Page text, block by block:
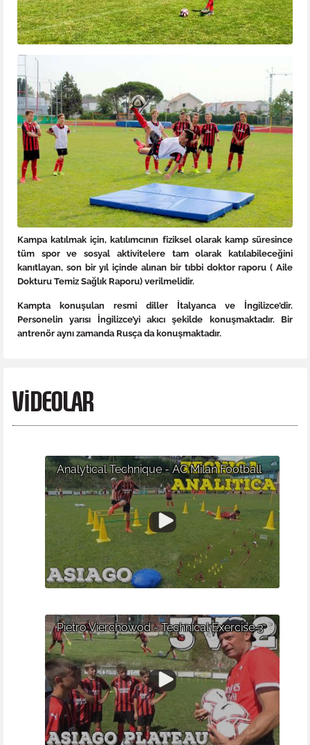
Kampa katılmak için, katılımcının fiziksel olarak kamp süresince
tüm spor ve sosyal aktivitelere tam olarak katılabileceğini
kanıtlayan, son bir yıl içinde alınan bir tıbbi doktor raporu ( Aile
Dokturu Temiz Sağlık Raporu) verilmelidir.
Kampta konuşulan resmi diller İtalyanca ve İngilizce’dir.
Personelin yarısı İngilizce’yi akıcı şekilde konuşmaktadır. Bir
antrenör aynı zamanda Rusça da konuşmaktadır.
VIDEOLAR
Analytical Technique - AC Milan Football
Camp in Altopiano di Asiago
Pietro Vierchowod - Technical Exercise 3
VS 2 - AC Milan Football Camp in
Altopiano di Asiago